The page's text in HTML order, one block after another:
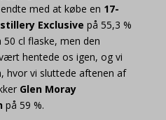
med at købe en 17-
Exclusive på 55,3 %
cl flaske, men den
hentede os igen, og vi
hvor vi sluttede aftenen af
Glen Moray
på 59 %.